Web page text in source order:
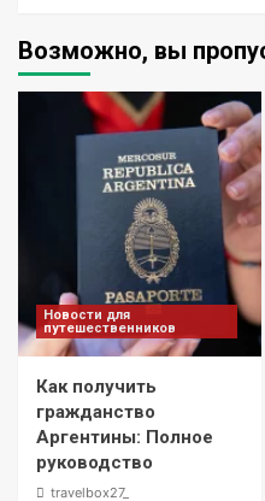
Возможно, вы
Новости для
путешественников
Как получить
гражданство
Аргентины: Полное
руководство
travelbox27_